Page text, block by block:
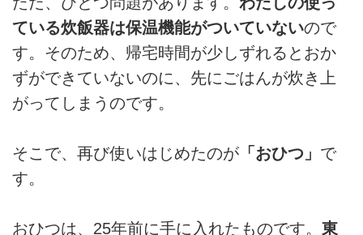
ている炊飯器は保温機能がついていないので
す。そのため、帰宅時間が少しずれるとおか
ずができていないのに、先にごはんが炊き上
がってしまうのです。
そこで、再び使いはじめたのが 「おひつ」 で
す。
おひつは、25年前に手に入れたものです。 東